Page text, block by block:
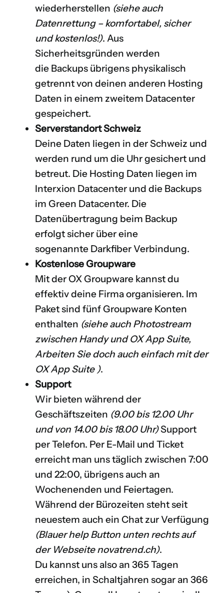
wiederherstellen (siehe auch
Datenrettung – komfortabel, sicher
und kostenlos!). Aus
Sicherheitsgründen werden
die Backups übrigens physikalisch
getrennt von deinen anderen Hosting
Daten in einem zweitem Datacenter
gespeichert.
Serverstandort Schweiz
Deine Daten liegen in der Schweiz und
werden rund um die Uhr gesichert und
betreut. Die Hosting Daten liegen im
Interxion Datacenter und die Backups
im Green Datacenter. Die
Datenübertragung beim Backup
erfolgt sicher über eine
sogenannte DarkfiberVerbindung.
Kostenlose Groupware
Mit der OX Groupware kannst du
effektiv deine Firma organisieren. Im
Paket sind fünf Groupware Konten
enthalten (siehe auch Photostream
zwischen Handy und OX App Suite,
Arbeiten Sie doch auch einfach mit der
OX App Suite).
Support
Wir bieten während der
Geschäftszeiten (9.00 bis 12.00 Uhr
und von 14.00 bis 18.00 Uhr)Support
per Telefon. Per E-Mail und Ticket
erreicht man uns täglich zwischen 7:00
und 22:00, übrigens auch an
Wochenenden und Feiertagen.
Während der Bürozeiten steht seit
neuestem auch ein Chat zur Verfügung
(Blauer help Button unten rechts auf
der Webseitenovatrend.ch).
Du kannst uns also an 365 Tagen
erreichen, in Schaltjahren sogar an 366